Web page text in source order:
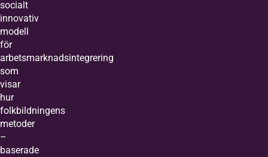
socialt
innovativ
modell
för
arbetsmarknadsintegrering
som
visar
hur
folkbildningens
metoder
–
baserade